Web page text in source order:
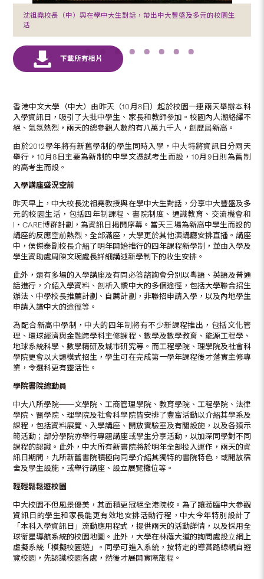
沈祖堯校長（中）與在學中大生對話，帶出中大豐盛及多元的校園生
活
香港中文大學（中大）由昨天（10月8日）起於校園一連兩天舉辦本科
入學資訊日，吸引了大批中學生、家長和教師參加。校園內人潮絡繹不
絕、氣氛熱烈，兩天的總參觀人數約有八萬九千人，創歷屆新高。
由於2012學年將有新舊學制的學生同時入學，中大特將資訊日分兩天
舉行，10月8日主要為新制的中學文憑試考生而設，10月9日則為舊制
的高考生而設。
入學講座盛況空前
昨天早上，中大校長沈祖堯教授與在學中大生對話，分享中大豐盛及多
元的校園生活，包括四年制課程、書院制度、通識教育、交流機會和
I‧CARE博群計劃，為資訊日揭開序幕。當天三場為新高中學生而設的
講座的反應空前熱烈，全部滿座，大學更於其他演講廳安排直播。講座
中，侯傑泰副校長介紹了明年開始推行的四年課程新學制，並由入學及
學生資助處周陳文琬處長詳細講述新學制下的收生安排。
此外，還有多場的入學講座及有問必答諮詢會分別以粵語、英語及普通
話進行，介紹入學資料、剖析入讀中大的多個途徑，包括大學聯合招生
辦法、中學校長推薦計劃、自薦計劃，非聯招申請入學，以及內地學生
申請入讀中大的途徑等。
為配合新高中學制，中大的四年制將有不少新課程推出，包括文化管
理、環球經濟與金融跨學科主修課程、數學及數學教育、能源工程學、
地球系統科學、數學精研及城市研究等。而工程學院、理學院及社會科
學院更會以大類模式招生，學生可在完成第一學年課程後才落實主修專
業，令選科更有靈活性。
學院書院總動員
中大八所學院──文學院、工商管理學院、教育學院、工程學院、法律
學院、醫學院、理學院及社會科學院皆安排了豐富活動以介紹其學系及
課程，包括資料展覽、入學講座、開放實驗室及有關設施，以及各類示
範活動；部分學院亦舉行專題講座或學生分享活動，以加深同學對不同
課程的認識。此外，中大所有新書院將於明年全部投入運作，兩天的資
訊日期間，九所新舊書院積極向同學介紹其獨特的書院特色，或開放宿
舍及學生設施，或舉行講座、設立展覽攤位等。
輕輕鬆鬆遊校園
中大校園不但風景優美，其面積更冠絕全港院校。為了讓蒞臨中大參觀
資訊日的學生和家長能更有效地安排活動行程，中大今年特別設計了
「本科入學資訊日」流動應用程式，提供兩天的活動詳情，以及採用全
球衛星導航系統的校園地圖。此外，大學在林蔭大道的詢問處設立網上
虛擬系統「模擬校園遊」。同學可進入系統，按特定的導賞路線親自遊
覽校園，先認識校園各處，然後才展開實際旅程。